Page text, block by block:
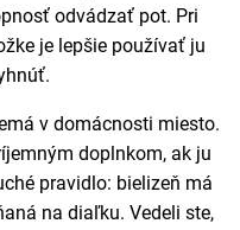
odvádzať pot. Pri
je lepšie používať ju
v domácnosti miesto.
doplnkom, ak ju
pravidlo: bielizeň má
na diaľku. Vedeli ste,